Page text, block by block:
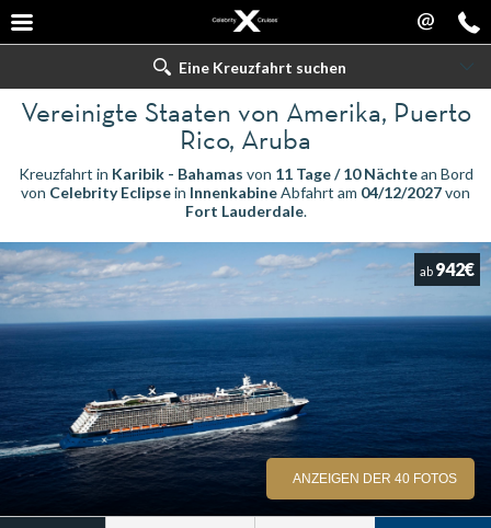
@
Eine Kreuzfahrt suchen
Vereinigte Staaten von Amerika, Puerto
Rico, Aruba
Kreuzfahrt in Karibik - Bahamas von 11 Tage / 10 Nächtean Bord
von Celebrity Eclipsein InnenkabineAbfahrt am 04/12/2027von
Fort Lauderdale.
ab 942€
ANZEIGEN DER 40 FOTOS